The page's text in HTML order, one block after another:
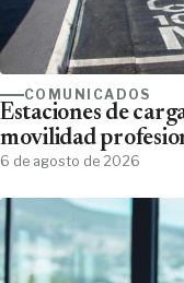
COMUNICADOS
Estaciones de
movilidad
6 de agosto de 2026